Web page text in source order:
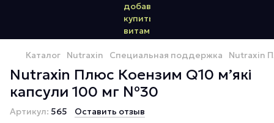
Каталог Nutraxin Специальная поддержка Nutraxin
Nutraxin Плюс Коензим Q10 м’які
капсули 100 мг №30
Артикул: 565 Оставить отзыв